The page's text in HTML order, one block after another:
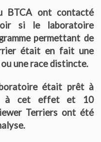
BT
Cotations et Tan Biewer
BTCA ont contacté
si le laboratoire
permettant de
était en fait une
une race distincte.
était prêt à
à cet effet et 10
Terriers ont été